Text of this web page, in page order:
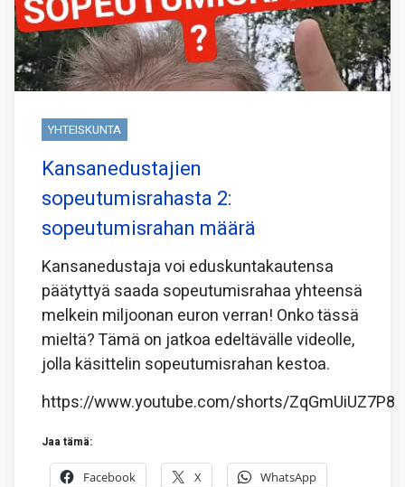
YHTEISKUNTA
Kansanedustajien
sopeutumisrahasta 2:
sopeutumisrahan määrä
Kansanedustaja voi eduskuntakautensa
päätyttyä saada sopeutumisrahaa yhteensä
melkein miljoonan euron verran! Onko tässä
mieltä? Tämä on jatkoa edeltävälle videolle,
jolla käsittelin sopeutumisrahan kestoa.
https://www.youtube.com/shorts/ZqGmUiUZ7P8
Jaa tämä:
Facebook X WhatsApp